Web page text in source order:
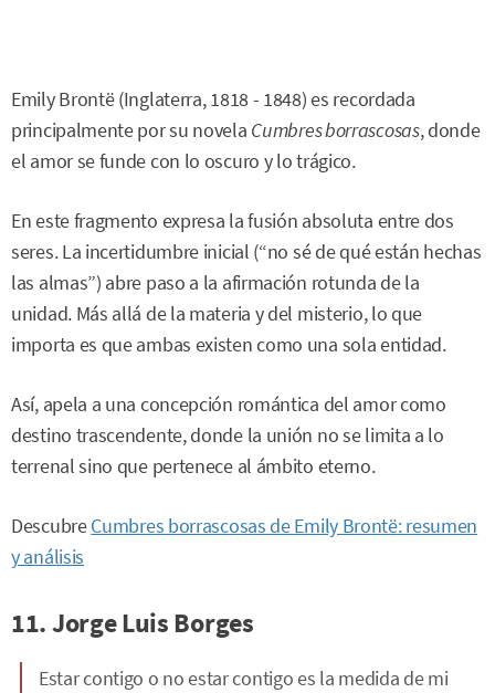
Emily Brontë (Inglaterra, 1818 - 1848) es recordada
principalmente por su novela Cumbres borrascosas, donde
el amor se funde con lo oscuro y lo trágico.
En este fragmento expresa la fusión absoluta entre dos
seres. La incertidumbre inicial (“no sé de qué están hechas
las almas”) abre paso a la afirmación rotunda de la
unidad. Más allá de la materia y del misterio, lo que
importa es que ambas existen como una sola entidad.
Así, apela a una concepción romántica del amor como
destino trascendente, donde la unión no se limita a lo
terrenal sino que pertenece al ámbito eterno.
DescubreCumbres borrascosas de Emily Brontë: resumen
y análisis
11. Jorge Luis Borges
Estar contigo o no estar contigo es la medida de mi